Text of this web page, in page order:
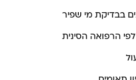
בבדיקת מי שפיר
לפי הרפואה הסינית